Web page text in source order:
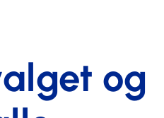
og